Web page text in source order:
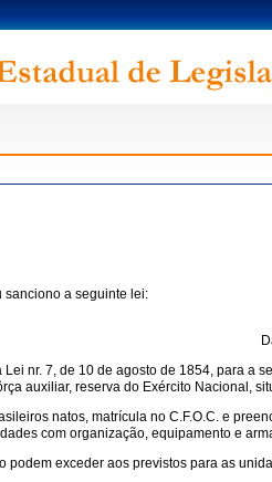
sanciono a seguinte lei:
nr. 7, de 10 de agosto de 1854, para
auxiliar, reserva do Exército Nacional,
natos, matrícula no C.F.O.C. e
com organização, equipamento e
exceder aos previstos para as